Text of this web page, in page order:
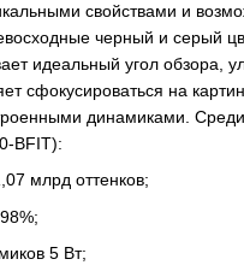
свойствами и
черный и серый
идеальный угол обзора,
сфокусироваться на
динамиками.
BFIT):
млрд оттенков;
5 Вт;